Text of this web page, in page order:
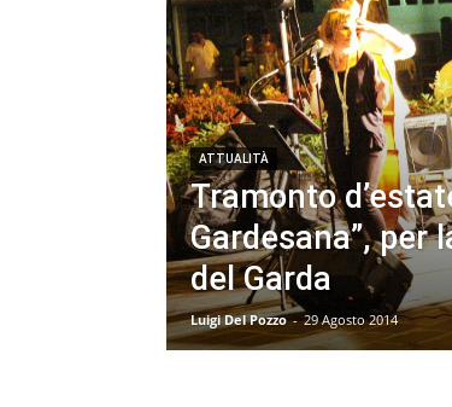
ATTUALITÀ
Tramonto
Gardesana”, per
del Garda
Luigi Del Pozzo - 29 Agosto 2014